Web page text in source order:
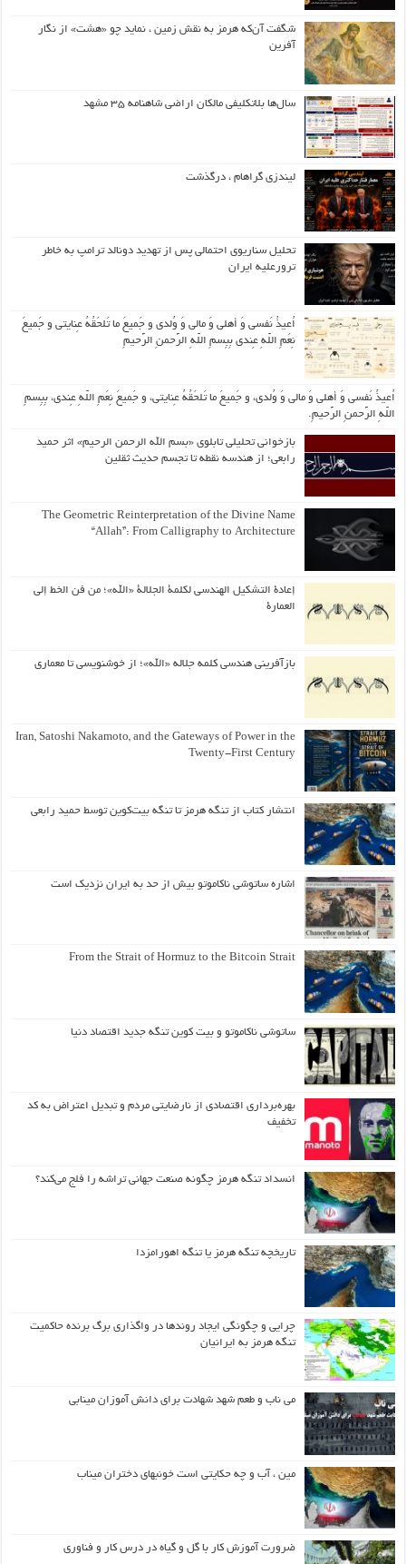
شگفت آن‌که هرمز به نقش زمین ، نماید چو «هشت» از نگار
آفرین
سال‌ها بلاتکلیفی مالکان اراضی شاهنامه ۳۵ مشهد
لیندزی گراهام ، درگذشت
تحلیل سناریوی احتمالی پس از تهدید دونالد ترامپ به خاطر
ترورعلیه ایران
اُعیذُ نَفسی وَ أهلی وَ مالی وَ وُلدی و جَمیعَ ما تَلحَقُهُ عِنایتی و جَمیعَ
نِعَمِ اللّهِ عِندی بِبِسمِ اللّهِ الرَّحمنِ الرَّحیمِ
اُعیذُ نَفسی وَ أهلی وَ مالی وَ وُلدی، و جَمیعَ ما تَلحَقُهُ عِنایتی، و جَمیعَ نِعَمِ اللّهِ عِندی، بِبِسمِ
اللّهِ الرَّحمنِ الرَّحیمِ.
بازخوانی تحلیلی تابلوی «بسم الله الرحمن الرحیم» اثر حمید
رابعی؛ از هندسه نقطه تا تجسم حدیث ثقلین
The Geometric Reinterpretation of the Divine Name
“Allah”: From Calligraphy to Architecture
إعادة التشكيل الهندسي لكلمة الجلالة «الله»؛ من فن الخط إلى
العمارة
بازآفرینی هندسی کلمه جلاله «الله»؛ از خوشنویسی تا معماری
Iran, Satoshi Nakamoto, and the Gateways of Power in the
Twenty-First Century
انتشار کتاب از تنگه هرمز تا تنگه بیت‌کوین توسط حمید رابعی
اشاره ساتوشی ناکاموتو بیش از حد به ایران نزدیک است
From the Strait of Hormuz to the Bitcoin Strait
ساتوشی ناکاموتو و بیت کوین تنگه جدید اقتصاد دنیا
بهره‌برداری اقتصادی از نارضایتی مردم و تبدیل اعتراض به کد
تخفیف
انسداد تنگه هرمز چگونه صنعت جهانی تراشه را فلج می‌کند؟
تاریخچه تنگه هرمز یا تنگه اهورامزدا
چرایی و چگونگی ایجاد روندها در واگذاری برگ برنده حاکمیت
تنگه هرمز به ایرانیان
می ناب و طعم شهد شهادت برای دانش آموزان مینابی
مین ، آب و چه حکایتی است خونبهای دختران میناب
ضرورت آموزش کار با گل و گیاه در درس کار و فناوری